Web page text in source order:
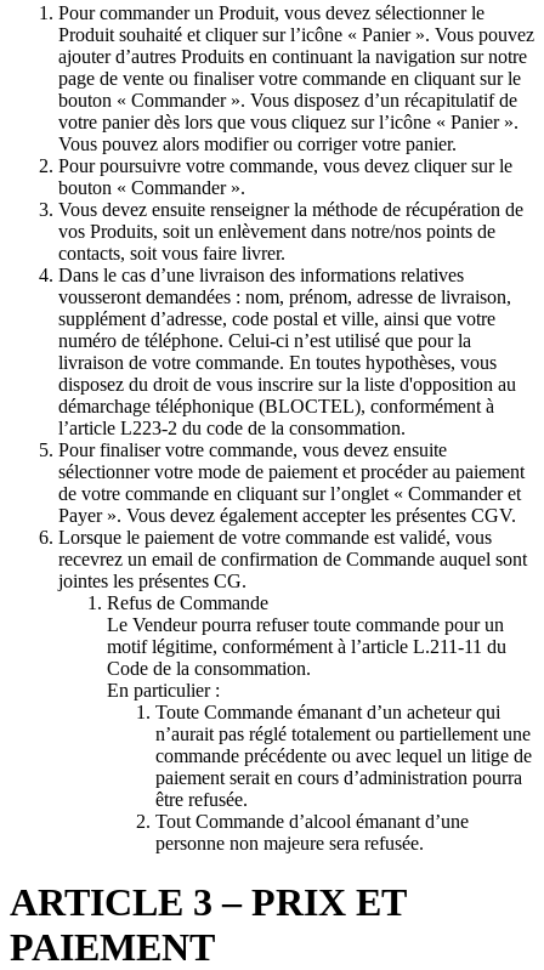
Pour commander un Produit, vous devez sélectionner le
Produit souhaité et cliquer sur l’icône « Panier ». Vous pouvez
ajouter d’autres Produits en continuant la navigation sur notre
page de vente ou finaliser votre commande en cliquant sur le
bouton « Commander ». Vous disposez d’un récapitulatif de
votre panier dès lors que vous cliquez sur l’icône « Panier ».
Vous pouvez alors modifier ou corriger votre panier.
Pour poursuivre votre commande, vous devez cliquer sur le
bouton « Commander ».
Vous devez ensuite renseigner la méthode de récupération de
vos Produits, soit un enlèvement dans notre/nos points de
contacts, soit vous faire livrer.
Dans le cas d’une livraison des informations relatives
vousseront demandées : nom, prénom, adresse de livraison,
supplément d’adresse, code postal et ville, ainsi que votre
numéro de téléphone. Celui-ci n’est utilisé que pour la
livraison de votre commande. En toutes hypothèses, vous
disposez du droit de vous inscrire sur la liste d'opposition au
démarchage téléphonique (BLOCTEL), conformément à
l’article L223-2 du code de la consommation.
Pour finaliser votre commande, vous devez ensuite
sélectionner votre mode de paiement et procéder au paiement
de votre commande en cliquant sur l’onglet « Commander et
Payer ». Vous devez également accepter les présentes CGV.
Lorsque le paiement de votre commande est validé, vous
recevrez un email de confirmation de Commande auquel sont
jointes les présentes CG.
Refus de Commande
Le Vendeur pourra refuser toute commande pour un
motif légitime, conformément à l’article L.211-11 du
Code de la consommation.
En particulier :
Toute Commande émanant d’un acheteur qui
n’aurait pas réglé totalement ou partiellement une
commande précédente ou avec lequel un litige de
paiement serait en cours d’administration pourra
être refusée.
Tout Commande d’alcool émanant d’une
personne non majeure sera refusée.
ARTICLE 3 – PRIX ET
PAIEMENT